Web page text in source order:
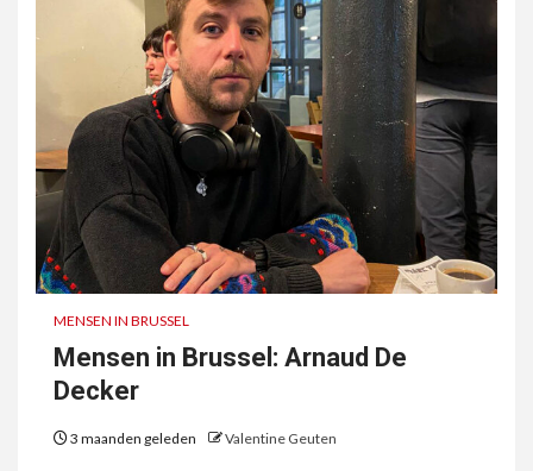
MENSEN IN BRUSSEL
Mensen in Brussel: Arnaud De
Decker
3 maanden geleden Valentine Geuten